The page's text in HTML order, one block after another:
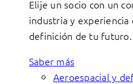
Elije un socio con un
industria y
definición de tu futuro.
Saber más
Aeroespacial y